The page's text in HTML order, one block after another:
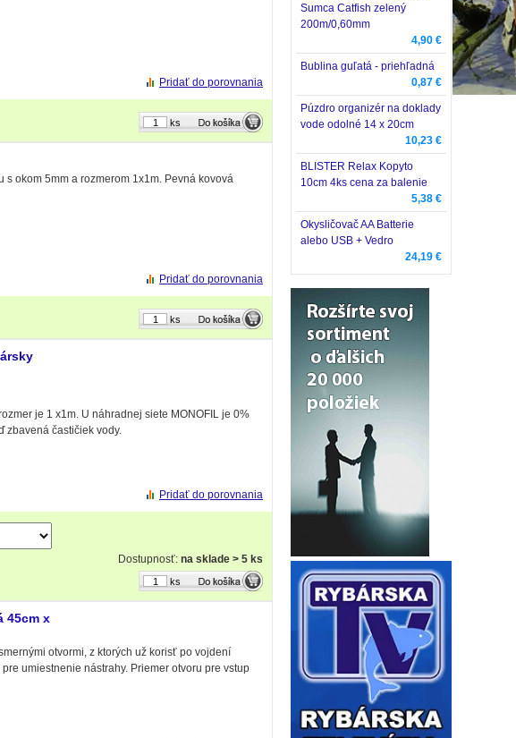
Pridať do porovnania
ks
okom 5mm a rozmerom 1x1m. Pevná kovová
Pridať do porovnania
ks
je 1 x1m. U náhradnej siete MONOFIL je 0%
zbavená častičiek vody.
Pridať do porovnania
Dostupnosť: na sklade > 5 ks
ks
45cm x
otvormi, z ktorých už korisť po vojdení
umiestnenie nástrahy. Priemer otvoru pre vstup
Sumca Catfish zelený
200m/0,60mm
4,90 €
Bublina guľatá - priehľadná
0,87 €
Púzdro organizér na doklady
vode odolné 14 x 20cm
10,23 €
BLISTER Relax Kopyto
10cm 4ks cena za balenie
5,38 €
Okysličovač AA Batterie
alebo USB + Vedro
24,19 €